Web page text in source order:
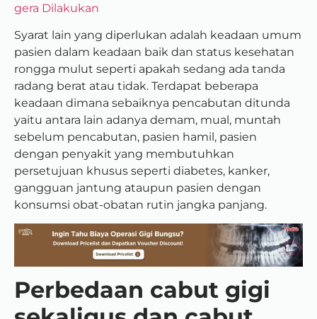
gera Dilakukan
Syarat lain yang diperlukan adalah keadaan umum
pasien dalam keadaan baik dan status kesehatan
rongga mulut seperti apakah sedang ada tanda
radang berat atau tidak. Terdapat beberapa
keadaan dimana sebaiknya pencabutan ditunda
yaitu antara lain adanya demam, mual, muntah
sebelum pencabutan, pasien hamil, pasien
dengan penyakit yang membutuhkan
persetujuan khusus seperti diabetes, kanker,
gangguan jantung ataupun pasien dengan
konsumsi obat-obatan rutin jangka panjang.
Perbedaan cabut gigi